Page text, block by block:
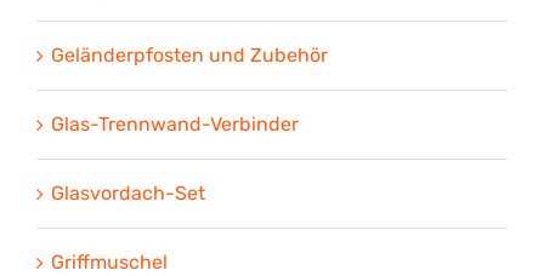
Geländerpfosten und Zubehör
Glas-Trennwand-Verbinder
Glasvordach-Set
Griffmuschel